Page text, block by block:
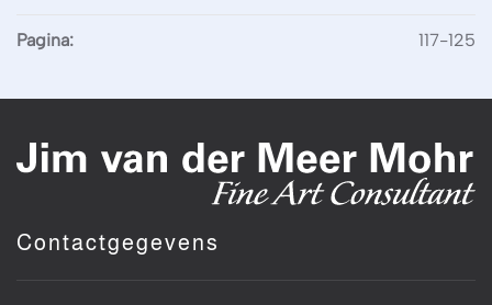
Pagina: 117-125
Contactgegevens